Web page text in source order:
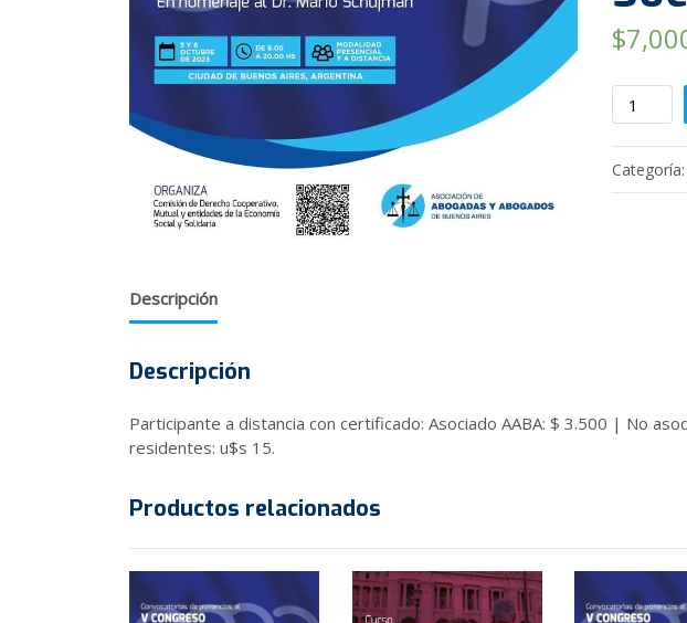
$
a
distancia
con
Categoría:
Descripción
Descripción
Participante a distancia con certificado: Asociado AABA: $ 3.500 | No
residentes: u$s 15.
Productos relacionados